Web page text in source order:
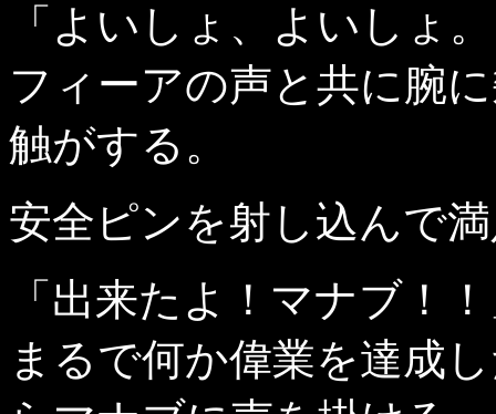
「よいしょ、よいしょ
フィーアの声と共に腕
触がする。
安全ピンを射し込んで
「出来たよ！マナブ！
まるで何か偉業を達成